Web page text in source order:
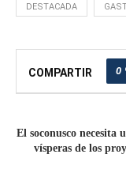
DESTACADA
COMPARTIR 0
El soconusco necesita
vísperas de los